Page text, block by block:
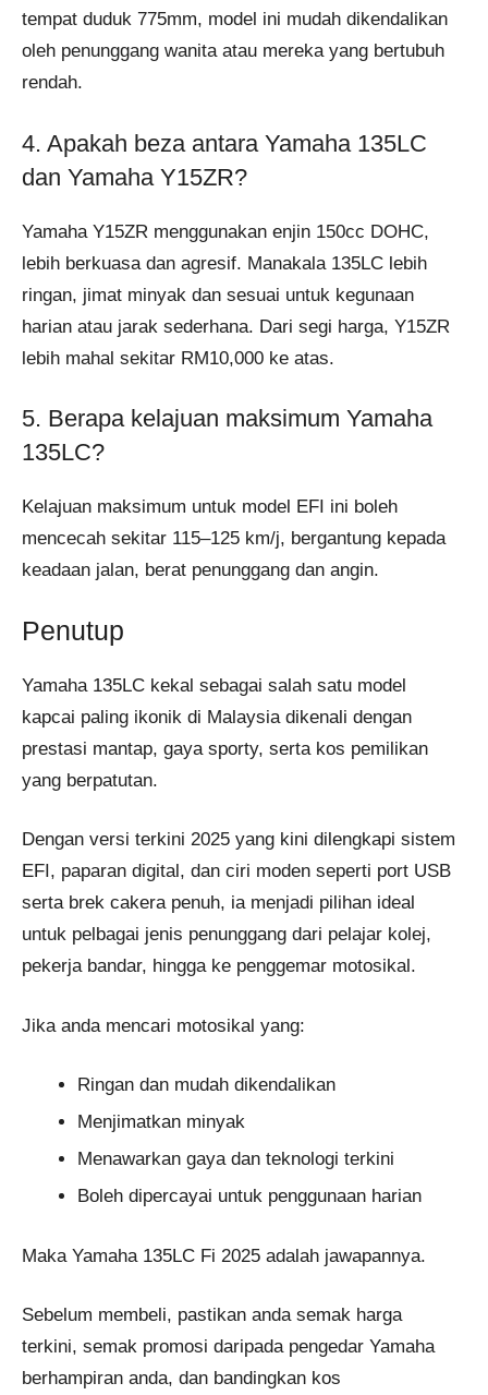
tempat duduk 775mm, model ini mudah dikendalikan
oleh penunggang wanita atau mereka yang bertubuh
rendah.
4. Apakah beza antara Yamaha 135LC
dan Yamaha Y15ZR?
Yamaha Y15ZR menggunakan enjin 150cc DOHC,
lebih berkuasa dan agresif. Manakala 135LC lebih
ringan, jimat minyak dan sesuai untuk kegunaan
harian atau jarak sederhana. Dari segi harga, Y15ZR
lebih mahal sekitar RM10,000 ke atas.
5. Berapa kelajuan maksimum Yamaha
135LC?
Kelajuan maksimum untuk model EFI ini boleh
mencecah sekitar 115–125 km/j, bergantung kepada
keadaan jalan, berat penunggang dan angin.
Penutup
Yamaha 135LC kekal sebagai salah satu model
kapcai paling ikonik di Malaysia dikenali dengan
prestasi mantap, gaya sporty, serta kos pemilikan
yang berpatutan.
Dengan versi terkini 2025 yang kini dilengkapi sistem
EFI, paparan digital, dan ciri moden seperti port USB
serta brek cakera penuh, ia menjadi pilihan ideal
untuk pelbagai jenis penunggang dari pelajar kolej,
pekerja bandar, hingga ke penggemar motosikal.
Jika anda mencari motosikal yang:
Ringan dan mudah dikendalikan
Menjimatkan minyak
Menawarkan gaya dan teknologi terkini
Boleh dipercayai untuk penggunaan harian
Maka Yamaha 135LC Fi 2025 adalah jawapannya.
Sebelum membeli, pastikan anda semak harga
terkini, semak promosi daripada pengedar Yamaha
berhampiran anda, dan bandingkan kos